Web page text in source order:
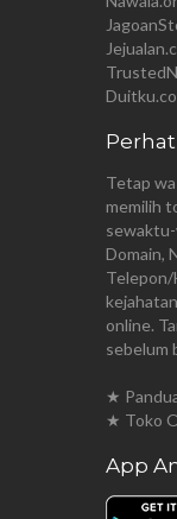
Tetap
memilih
Domain,
online.
sebelum
★
★ Toko
App